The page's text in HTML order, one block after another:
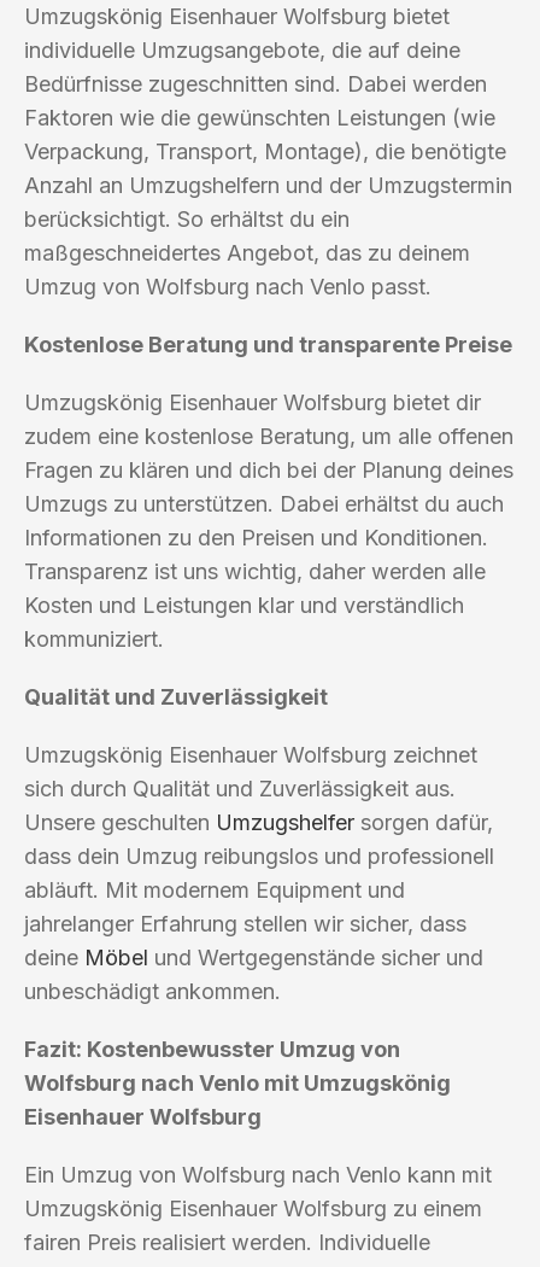
Umzugskönig Eisenhauer Wolfsburg bietet
individuelle Umzugsangebote, die auf deine
Bedürfnisse zugeschnitten sind. Dabei werden
Faktoren wie die gewünschten Leistungen (wie
Verpackung, Transport, Montage), die benötigte
Anzahl an Umzugshelfern und der Umzugstermin
berücksichtigt. So erhältst du ein
maßgeschneidertes Angebot, das zu deinem
Umzug von Wolfsburg nach Venlo passt.
Kostenlose Beratung und transparente Preise
Umzugskönig Eisenhauer Wolfsburg bietet dir
zudem eine kostenlose Beratung, um alle offenen
Fragen zu klären und dich bei der Planung deines
Umzugs zu unterstützen. Dabei erhältst du auch
Informationen zu den Preisen und Konditionen.
Transparenz ist uns wichtig, daher werden alle
Kosten und Leistungen klar und verständlich
kommuniziert.
Qualität und Zuverlässigkeit
Umzugskönig Eisenhauer Wolfsburg zeichnet
sich durch Qualität und Zuverlässigkeit aus.
Unsere geschulten Umzugshelfer sorgen dafür,
dass dein Umzug reibungslos und professionell
abläuft. Mit modernem Equipment und
jahrelanger Erfahrung stellen wir sicher, dass
deine Möbel und Wertgegenstände sicher und
unbeschädigt ankommen.
Fazit: Kostenbewusster Umzug von
Wolfsburg nach Venlo mit Umzugskönig
Eisenhauer Wolfsburg
Ein Umzug von Wolfsburg nach Venlo kann mit
Umzugskönig Eisenhauer Wolfsburg zu einem
fairen Preis realisiert werden. Individuelle